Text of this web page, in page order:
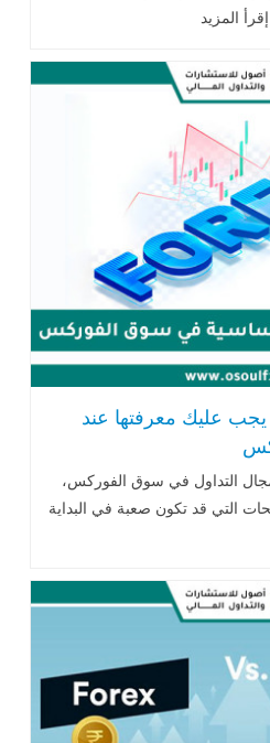
المزيد
عليك معرفتها عند
التداول في سوق الفوركس،
التي قد تكون صعبة في البداية